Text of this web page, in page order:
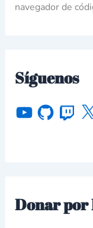
navegador de
Síguenos
Donar por